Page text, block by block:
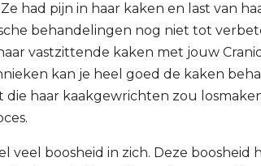
had pijn in haar kaken en last van
behandelingen nog niet tot
vastzittende kaken met jouw
kan je heel goed de kaken
haar kaakgewrichten zou
veel boosheid in zich. Deze boosheid